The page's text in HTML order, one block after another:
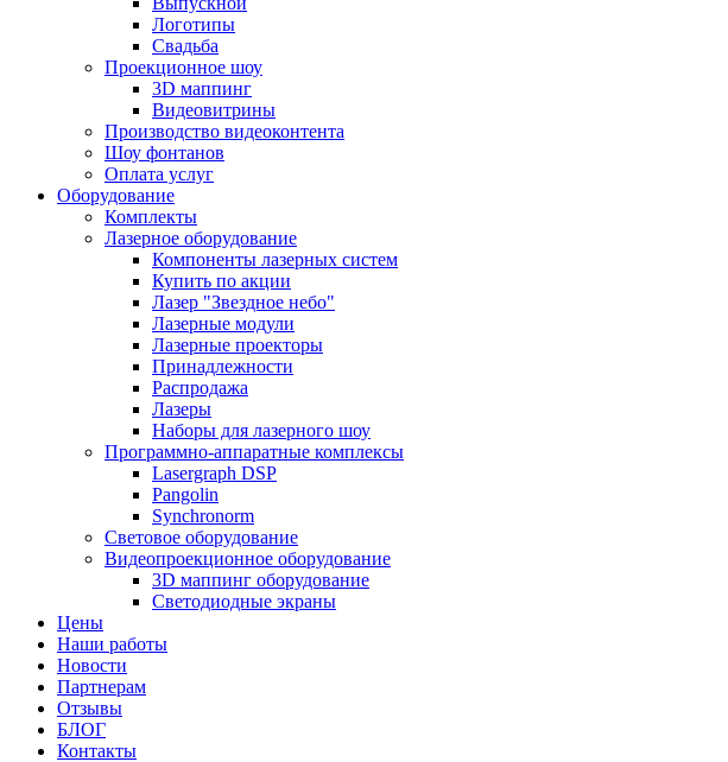
Логотипы
Свадьба
Проекционное шоу
3D маппинг
Видеовитрины
Производство видеоконтента
Шоу фонтанов
Оплата услуг
Оборудование
Комплекты
Лазерное оборудование
Компоненты лазерных систем
Купить по акции
Лазер "Звездное небо"
Лазерные модули
Лазерные проекторы
Принадлежности
Распродажа
Лазеры
Наборы для лазерного шоу
Программно-аппаратные комплексы
Lasergraph DSP
Pangolin
Synchronorm
Световое оборудование
Видеопроекционное оборудование
3D маппинг оборудование
Светодиодные экраны
Цены
Наши работы
Новости
Партнерам
Отзывы
БЛОГ
Контакты